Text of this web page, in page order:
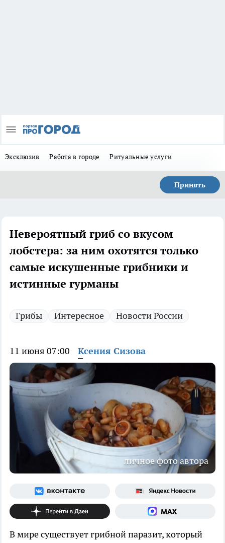
Эксклюзив Работа в городе Ритуальные услуги
Принять
Невероятный гриб со вкусом
лобстера: за ним охотятся только
самые искушенные грибники и
истинные гурманы
Грибы Интересное Новости России
11 июня 07:00 Ксения Сизова
личное фото автора
В мире существует грибной паразит, который